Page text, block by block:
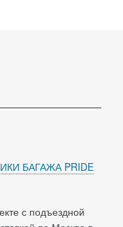
БАГАЖА PRIDE
с подъездной